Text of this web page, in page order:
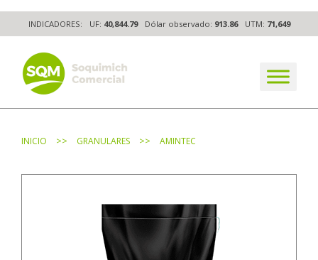
to
content
INDICADORES: UF: 40,844.79 Dólar observado: 913.86 UTM: 71,649
The worldwide business formula
INICIO >> GRANULARES >> AMINTEC